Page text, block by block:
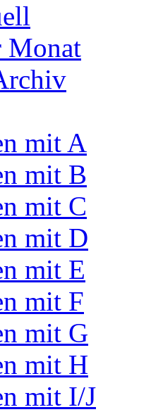
Monat
mit A
mit B
mit C
mit D
mit E
mit F
mit G
mit H
mit I/J